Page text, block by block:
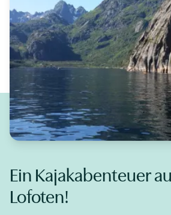
Ein Kajakabenteuer
Lofoten!